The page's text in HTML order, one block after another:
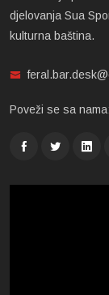
djelovanja Sua
kulturna baština.
Poveži se sa nama: